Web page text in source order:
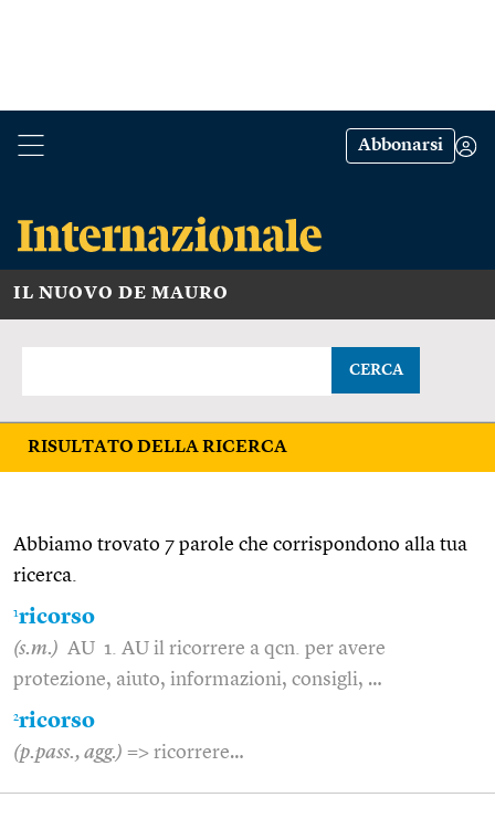
Abbonarsi
IL NUOVO DE MAURO
CERCA
RISULTATO DELLA RICERCA
Abbiamo trovato 7 parole che corrispondono alla tua
ricerca.
1ricorso
(s.m.) AU 1. AU il ricorrere a qcn. per avere
protezione, aiuto, informazioni, consigli, …
2ricorso
(p.pass., agg.) => ricorrere…